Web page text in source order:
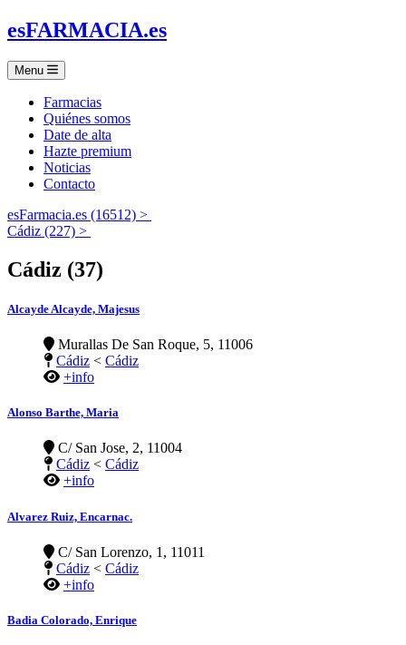
esFARMACIA.es
Menu
Farmacias
Quiénes somos
Date de alta
Hazte premium
Noticias
Contacto
esFarmacia.es (16512) >
Cádiz (227) >
Cádiz (37)
Alcayde Alcayde, Majesus
Murallas De San Roque, 5, 11006
Cádiz < Cádiz
+info
Alonso Barthe, Maria
C/ San Jose, 2, 11004
Cádiz < Cádiz
+info
Alvarez Ruiz, Encarnac.
C/ San Lorenzo, 1, 11011
Cádiz < Cádiz
+info
Badia Colorado, Enrique